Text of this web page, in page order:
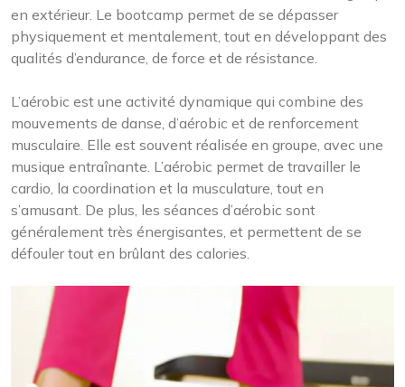
en extérieur. Le bootcamp permet de se dépasser
physiquement et mentalement, tout en développant des
qualités d’endurance, de force et de résistance.
L’aérobic est une activité dynamique qui combine des
mouvements de danse, d’aérobic et de renforcement
musculaire. Elle est souvent réalisée en groupe, avec une
musique entraînante. L’aérobic permet de travailler le
cardio, la coordination et la musculature, tout en
s’amusant. De plus, les séances d’aérobic sont
généralement très énergisantes, et permettent de se
défouler tout en brûlant des calories.